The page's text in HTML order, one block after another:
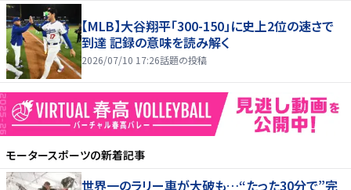
【MLB】大谷翔平「300-150」に史上2位の速さで
到達 記録の意味を読み解く
2026/07/10 17:26話題の投稿
モータースポーツの新着記事
世界一のラリー車が大破も…“たった30分で”完